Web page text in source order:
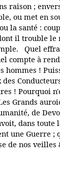
raison ;
ou met en
la santé :
il trouble le
Quel
compte à
hommes !
! Pourquoi
Grands
de
dans toute
une Guerre ;
de nos